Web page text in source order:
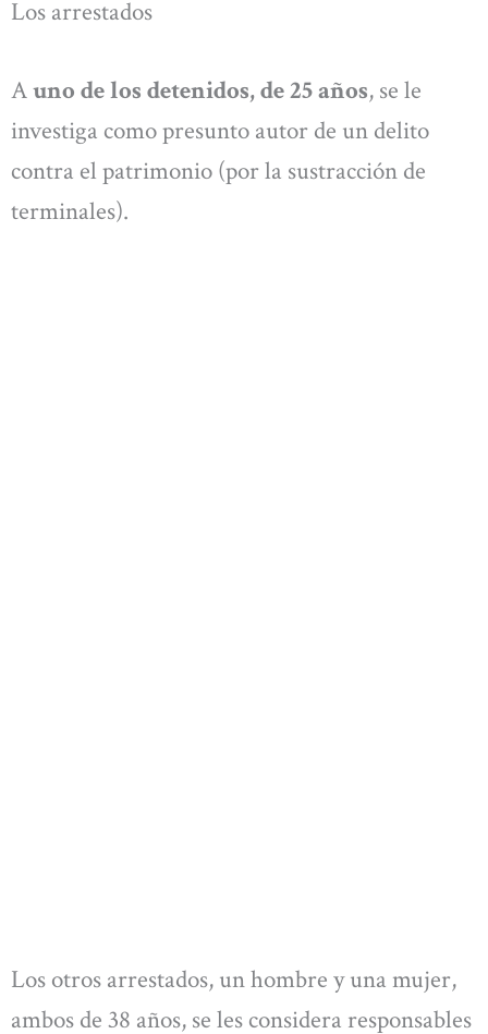
Los arrestados
Auno de los detenidos, de 25 años, se le
investiga como presunto autor de un delito
contra el patrimonio (por la sustracción de
terminales).
Los otros arrestados, un hombre y una mujer,
ambos de 38 años, se les considera responsables